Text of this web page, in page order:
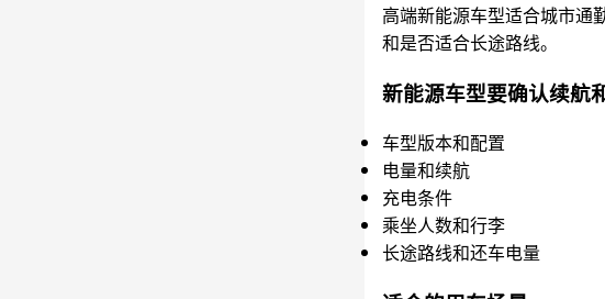
高端新能源车型适合城市通
和是否适合长途路线。
新能源车型要确认续航
车型版本和配置
电量和续航
充电条件
乘坐人数和行李
长途路线和还车电量